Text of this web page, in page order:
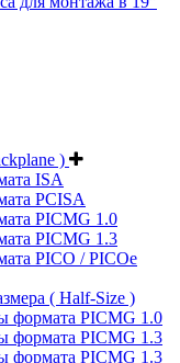
)
ISA
PCISA
PICMG 1.0
PICMG 1.3
PICO / PICOe
( Half-Size )
формата PICMG 1.0
формата PICMG 1.3
формата PICMG 1.3